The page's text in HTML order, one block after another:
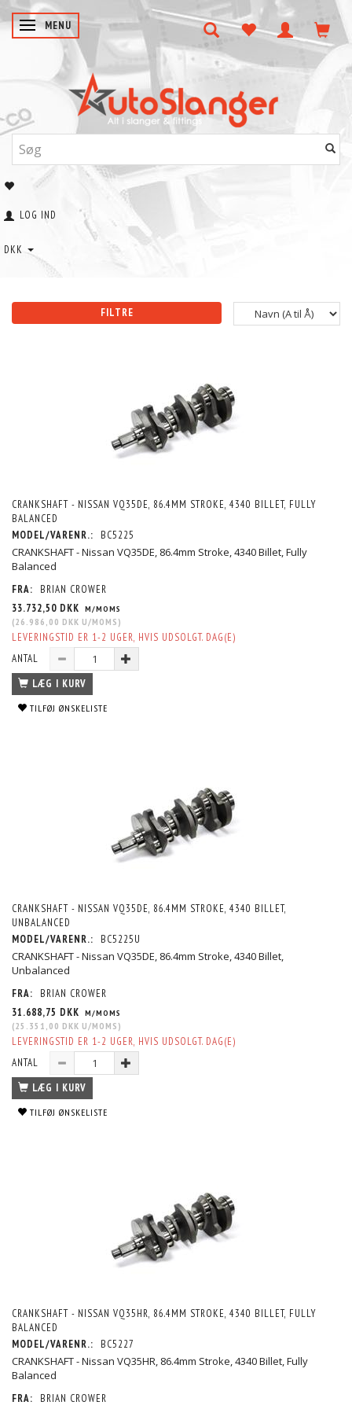
SKIFTE NAVIGATION
MENU
LOG IND
DKK
FILTRE
CRANKSHAFT - NISSAN VQ35DE, 86.4MM STROKE, 4340 BILLET, FULLY
BALANCED
MODEL/VARENR.:
BC5225
CRANKSHAFT - Nissan VQ35DE, 86.4mm Stroke, 4340 Billet, Fully
Balanced
FRA:
BRIAN CROWER
33.732,50 DKK M/MOMS
(26.986,00 DKK U/MOMS )
LEVERINGSTID ER 1-2 UGER, HVIS UDSOLGT. DAG(E)
ANTAL
LÆG I KURV
TILFØJ ØNSKELISTE
CRANKSHAFT - NISSAN VQ35DE, 86.4MM STROKE, 4340 BILLET,
UNBALANCED
MODEL/VARENR.:
BC5225U
CRANKSHAFT - Nissan VQ35DE, 86.4mm Stroke, 4340 Billet,
Unbalanced
FRA:
BRIAN CROWER
31.688,75 DKK M/MOMS
(25.351,00 DKK U/MOMS )
LEVERINGSTID ER 1-2 UGER, HVIS UDSOLGT. DAG(E)
ANTAL
LÆG I KURV
TILFØJ ØNSKELISTE
CRANKSHAFT - NISSAN VQ35HR, 86.4MM STROKE, 4340 BILLET, FULLY
BALANCED
MODEL/VARENR.:
BC5227
CRANKSHAFT - Nissan VQ35HR, 86.4mm Stroke, 4340 Billet, Fully
Balanced
FRA: BRIAN CROWER